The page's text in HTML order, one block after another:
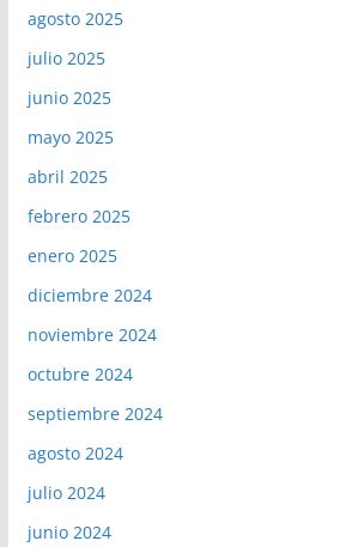
agosto 2025
julio 2025
junio 2025
mayo 2025
abril 2025
febrero 2025
enero 2025
diciembre 2024
noviembre 2024
octubre 2024
septiembre 2024
agosto 2024
julio 2024
junio 2024